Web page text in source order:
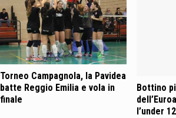
Torneo Campagnola, la Pavidea
batte Reggio Emilia e vola in
finale
Bottino
l’under 12